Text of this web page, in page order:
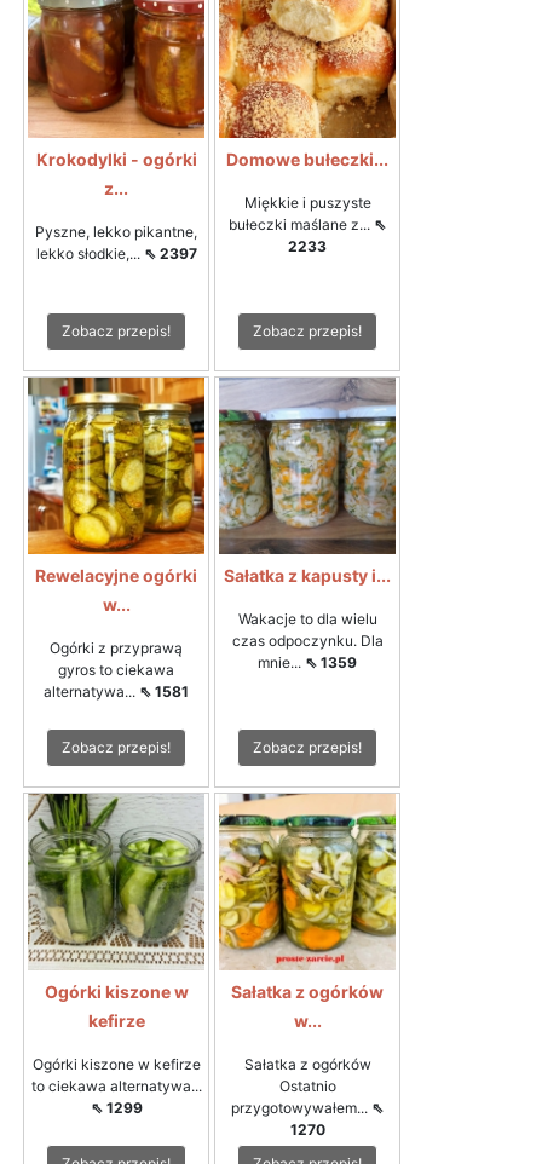
Krokodylki - ogórki
z...
Pyszne, lekko pikantne,
lekko słodkie,... ⇖ 2397
Zobacz przepis!
Domowe bułeczki...
Miękkie i puszyste
bułeczki maślane z... ⇖
2233
Zobacz przepis!
Rewelacyjne ogórki
w...
Ogórki z przyprawą
gyros to ciekawa
alternatywa... ⇖ 1581
Zobacz przepis!
Sałatka z kapusty i...
Wakacje to dla wielu
czas odpoczynku. Dla
mnie... ⇖ 1359
Zobacz przepis!
Ogórki kiszone w
kefirze
Ogórki kiszone w kefirze
to ciekawa alternatywa...
⇖ 1299
Sałatka z ogórków
w...
Sałatka z ogórków
Ostatnio
przygotowywałem... ⇖
1270